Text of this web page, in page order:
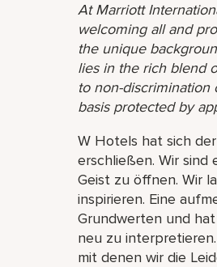
At Marriott
welcoming all and
the unique
lies in the rich blend
to non-discrimination
basis protected by
W Hotels hat sich
erschließen. Wir sind
Geist zu öffnen. Wir
inspirieren. Eine
Grundwerten und
neu zu
mit denen wir die